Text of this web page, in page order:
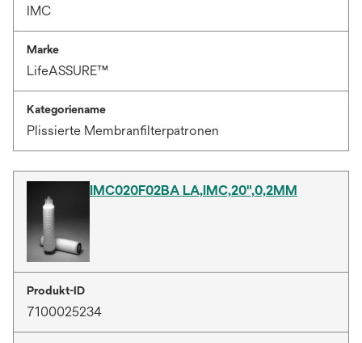
IMC
Marke
LifeASSURE™
Kategoriename
Plissierte Membranfilterpatronen
IMC020F02BA LA,IMC,20",0,2ΜM
Produkt-ID
7100025234